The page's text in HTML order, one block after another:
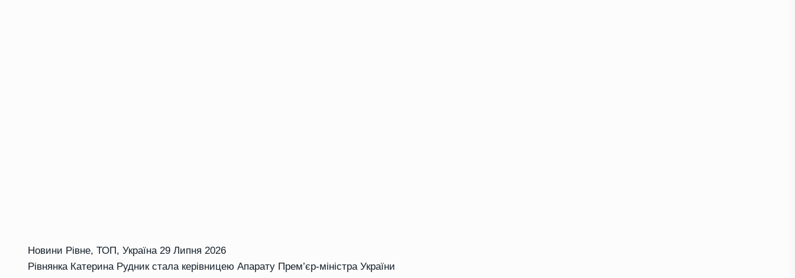
Новини Рівне, ТОП, Україна 29 Липня 2026
Рівнянка Катерина Рудник стала керівницею Апарату Прем’єр-міністра України